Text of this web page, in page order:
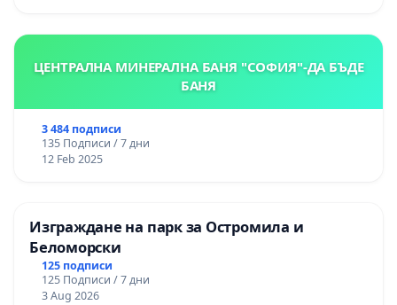
ЦЕНТРАЛНА МИНЕРАЛНА БАНЯ "СОФИЯ"-ДА БЪДЕ
БАНЯ
3 484 подписи
135 Подписи / 7 дни
12 Feb 2025
Изграждане на парк за Остромила и
Беломорски
125 подписи
125 Подписи / 7 дни
3 Aug 2026